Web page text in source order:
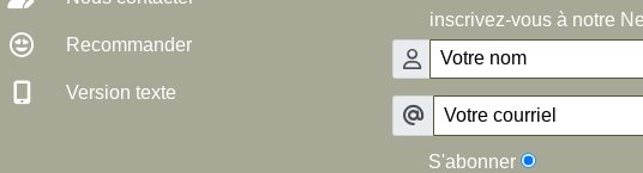
Recommander
Version texte
inscrivez-vous à notre
S'abonner